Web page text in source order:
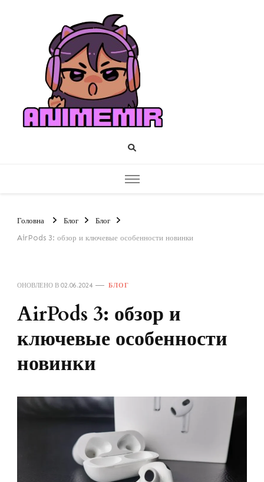
Головна Блог
Блог
AirPods 3: обзор и ключевые особенности новинки
ОНОВЛЕНО В 02.06.2024 БЛОГ
AirPods 3: обзор и
ключевые особенности
новинки